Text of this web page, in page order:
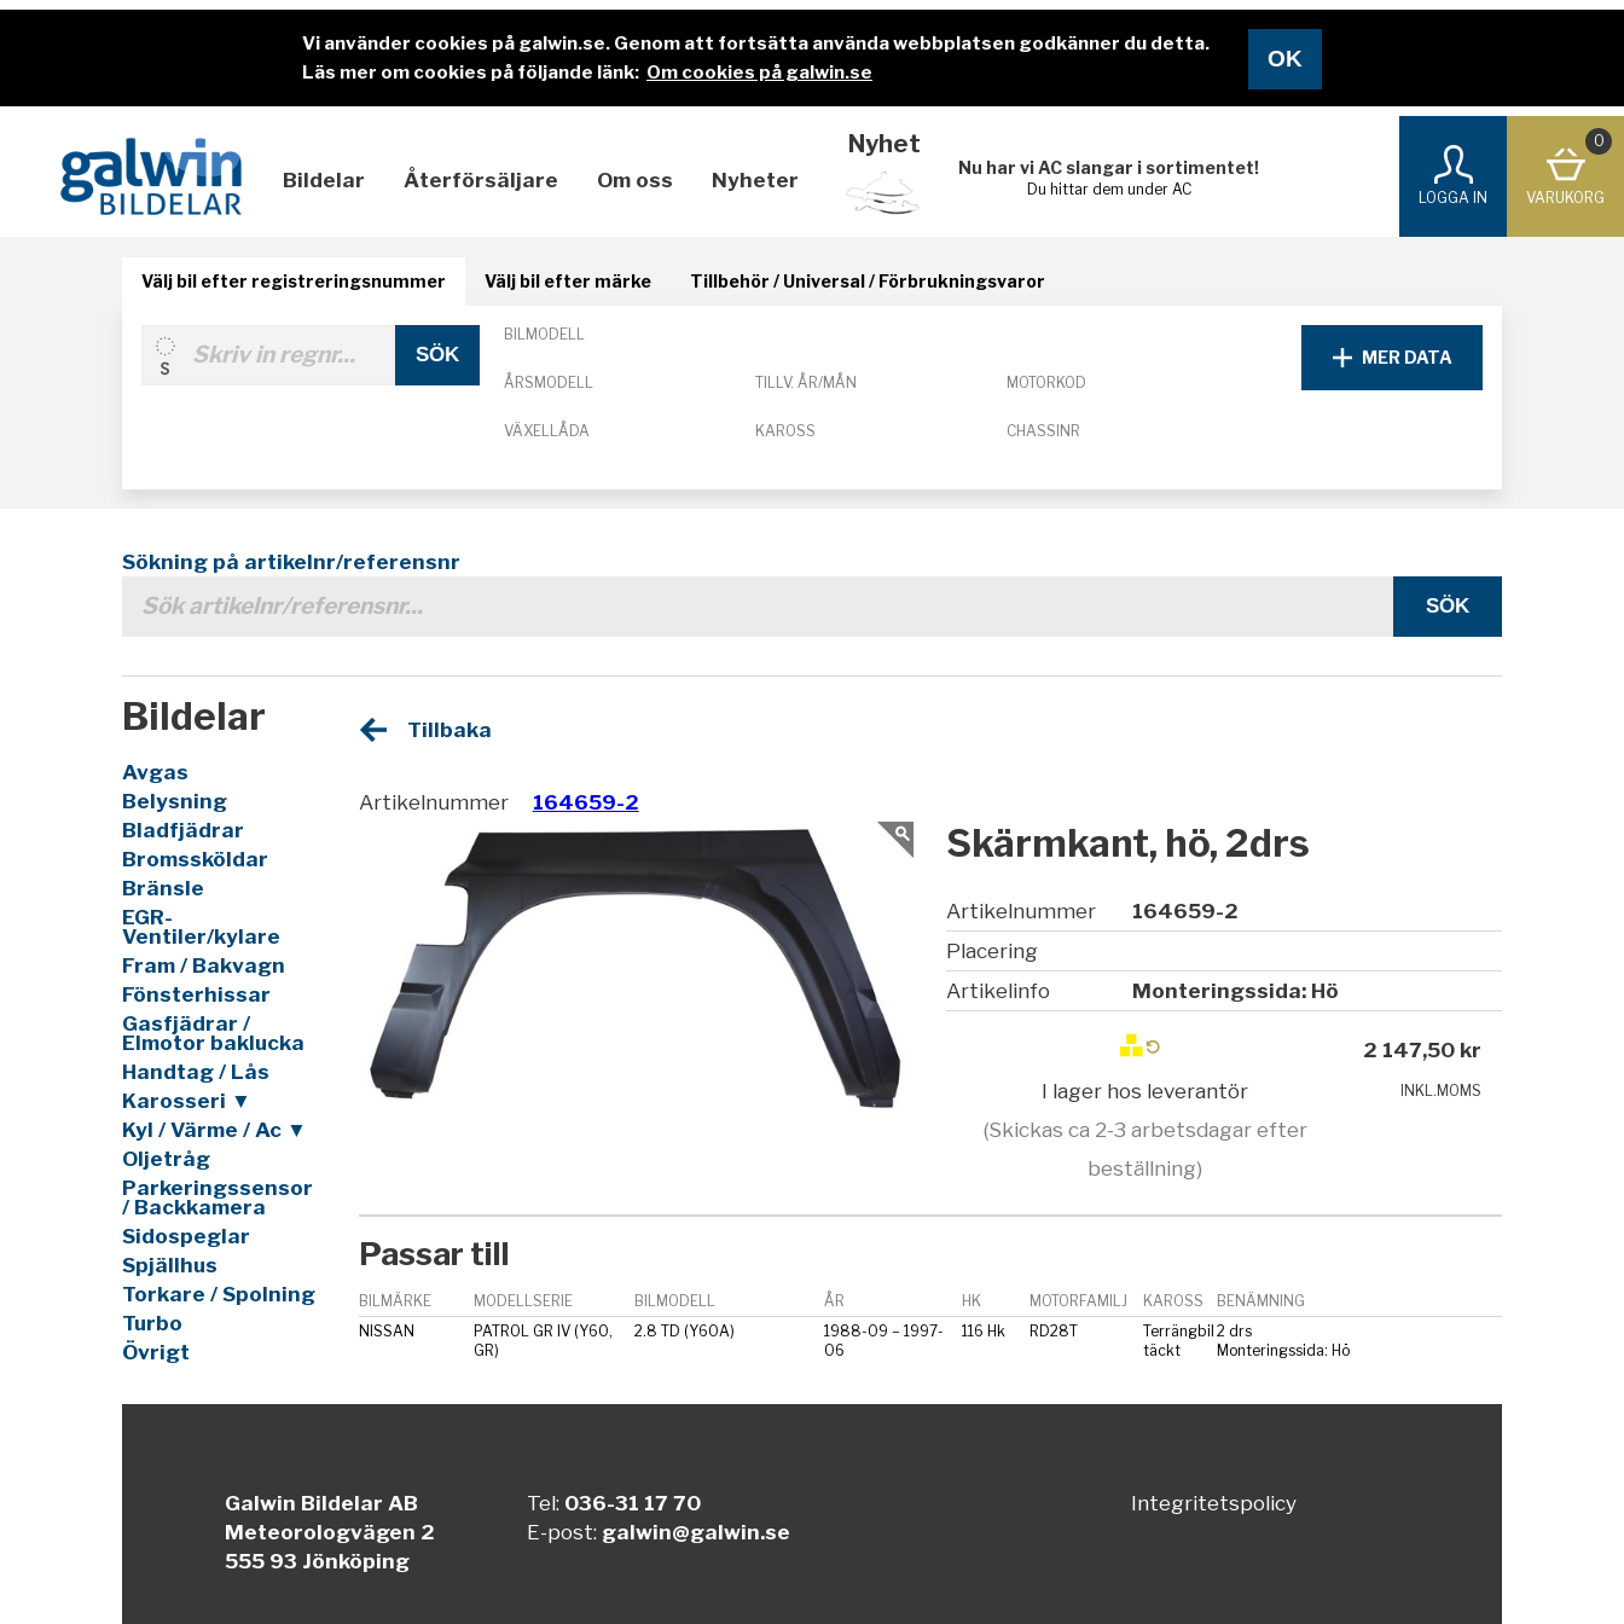
Vi använder cookies på galwin.se. Genom att fortsätta använda webbplatsen godkänner du detta.
Läs mer om cookies på följande länk: Om cookies på galwin.se
Bildelar Återförsäljare Om oss Nyheter
Nyhet
Nu har vi AC slangar i sortimentet!
Du hittar dem under AC
LOGGA IN
0
VARUKORG
Välj bil efter registreringsnummer Välj bil efter märke Tillbehör / Universal / Förbrukningsvaror
BILMODELL
ÅRSMODELL TILLV. ÅR/MÅN MOTORKOD
VÄXELLÅDA KAROSS CHASSINR
MER DATA
Sökning på artikelnr/referensnr
Bildelar
Avgas
Belysning
Bladfjädrar
Bromssköldar
Bränsle
EGR-
Ventiler/kylare
Fram / Bakvagn
Fönsterhissar
Gasfjädrar /
Elmotor baklucka
Handtag / Lås
Karosseri ▼
Kyl / Värme / Ac ▼
Oljetråg
Parkeringssensor
/ Backkamera
Sidospeglar
Spjällhus
Torkare / Spolning
Turbo
Övrigt
Tillbaka
Artikelnummer 164659-2
Skärmkant, hö, 2drs
Artikelnummer
164659-2
Placering
Artikelinfo
Monteringssida: Hö
I lager hos leverantör
(Skickas ca 2-3 arbetsdagar efter
beställning)
2 147,50 kr
INKL.MOMS
Passar till
BILMÄRKE MODELLSERIE BILMODELL ÅR HK MOTORFAMILJ KAROSS
BENÄMNING
NISSAN
PATROL GR IV (Y60,
GR)
2.8 TD (Y60A)
1988-09 – 1997-
06
116 Hk RD28T
Terrängbil
täckt
2 drs
Monteringssida: Hö
Galwin Bildelar AB
Meteorologvägen 2
555 93 Jönköping
Tel: 036-31 17 70
E-post: galwin@galwin.se
Integritetspolicy